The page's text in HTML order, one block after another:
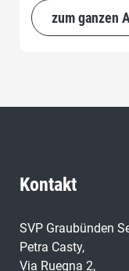
zum ganzen
Kontakt
SVP Graubünden
Petra Casty,
Via Ruegna 2,